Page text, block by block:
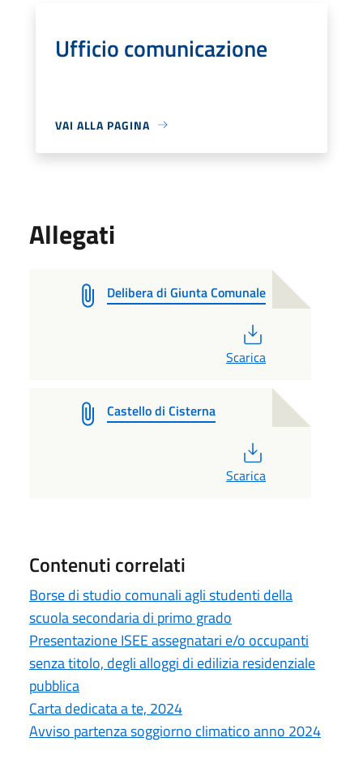
Ufficio comunicazione
VAI ALLA PAGINA
Allegati
Delibera di Giunta Comunale
Scarica
Castello di Cisterna
Scarica
Contenuti correlati
Borse di studio comunali agli studenti della
scuola secondaria di primo grado
Presentazione ISEE assegnatari e/o occupanti
senza titolo, degli alloggi di edilizia residenziale
pubblica
Carta dedicata a te, 2024
Avviso partenza soggiorno climatico anno 2024